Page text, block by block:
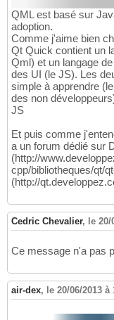
QML est basé sur
adoption.
Comme j'aime bien
Qt Quick contient un
Qml) et un langage
des UI (le JS). Les
simple à apprendre
des non
JS
Et puis comme
a un forum dédié sur
(http://
cpp/bibliotheques/qt/
(http://
Cedric Chevalier, le 20/
Ce message n'a pas
air-dex, le 20/06/2013 à